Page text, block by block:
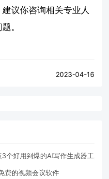
议你咨询相关专业人
。
2023-04-16
个好用到爆的AI写作生成器工具
费的视频会议软件